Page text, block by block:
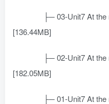
├─ 03-Unit7 At the
[136.44MB]
├─ 02-Unit7 At the
[182.05MB]
├─ 01-Unit7 At the